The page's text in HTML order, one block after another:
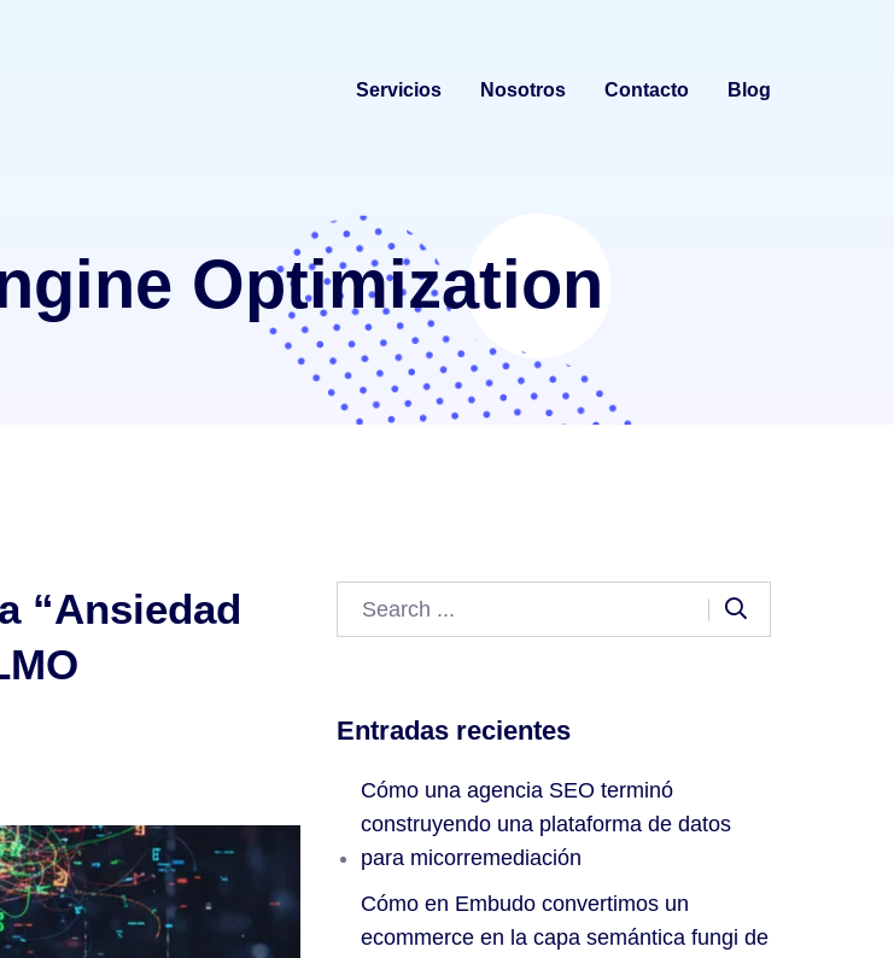
Servicios Nosotros Contacto Blog
Optimization
“Ansiedad
Entradas recientes
Cómo una agencia SEO terminó
construyendo una plataforma de datos
para micorremediación
Cómo en Embudo convertimos un
ecommerce en la capa semántica fungi de